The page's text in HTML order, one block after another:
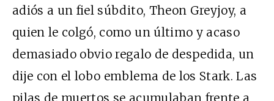
adiós a un fiel súbdito, Theon Greyjoy, a
quien le colgó, como un último y acaso
demasiado obvio regalo de despedida, un
dije con el lobo emblema de los Stark. Las